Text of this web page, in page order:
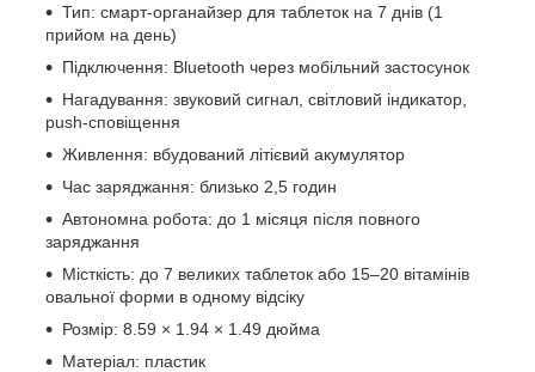
Тип: смарт-органайзер для таблеток на 7 днів (1
прийом на день)
Підключення: Bluetooth через мобільний застосунок
Нагадування: звуковий сигнал, світловий індикатор,
push-сповіщення
Живлення: вбудований літієвий акумулятор
Час заряджання: близько 2,5 годин
Автономна робота: до 1 місяця після повного
заряджання
Місткість: до 7 великих таблеток або 15–20 вітамінів
овальної форми в одному відсіку
Розмір: 8.59 × 1.94 × 1.49 дюйма
Матеріал: пластик